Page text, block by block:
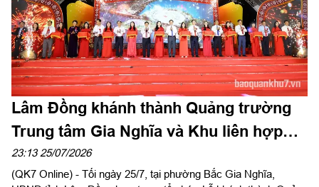
Lâm Đồng khánh thành Quảng trường
Trung tâm Gia Nghĩa và Khu liên hợp
Bảo tàng - Thư viện - Công viên
23:13 25/07/2026
(QK7 Online) - Tối ngày 25/7, tại phường Bắc Gia Nghĩa,